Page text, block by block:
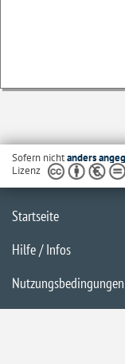
Sofern nichtanders
Lizenz
Startseite
Hilfe / Infos
Nutzungsbedingungen